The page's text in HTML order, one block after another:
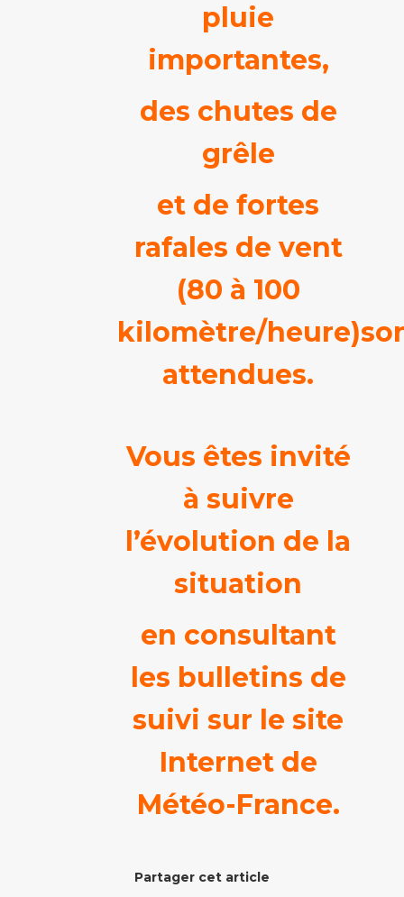
pluie
importantes,
des chutes de
grêle
et de fortes
rafales de vent
(80 à 100
kilomètre/
attendues.
Vous êtes invité
à suivre
l’évolution de la
situation
en consultant
les bulletins de
suivi sur le site
Internet de
Météo-France.
Partager cet article